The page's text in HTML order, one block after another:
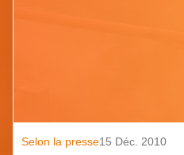
Selon la presse15 Déc. 2010